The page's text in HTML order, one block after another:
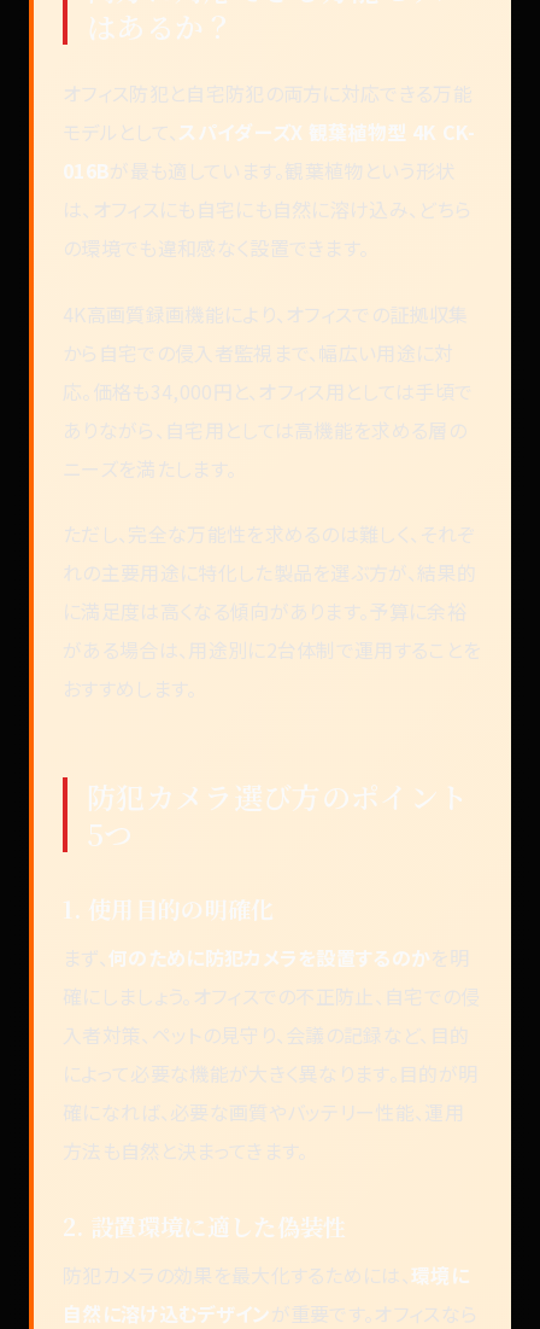
はあるか？
オフィス防犯と自宅防犯の両方に対応できる万能
モデルとして、 スパイダーズX 観葉植物型 4K CK-
016Bが最も適しています。観葉植物という形状
は、オフィスにも自宅にも自然に溶け込み、どちら
の環境でも違和感なく設置できます。
4K高画質録画機能により、オフィスでの証拠収集
から自宅での侵入者監視まで、幅広い用途に対
応。価格も34,000円と、オフィス用としては手頃で
ありながら、自宅用としては高機能を求める層の
ニーズを満たします。
ただし、完全な万能性を求めるのは難しく、それぞ
れの主要用途に特化した製品を選ぶ方が、結果的
に満足度は高くなる傾向があります。予算に余裕
がある場合は、用途別に2台体制で運用することを
おすすめします。
防犯カメラ選び方のポイント
5つ
1. 使用目的の明確化
まず、 何のために防犯カメラを設置するのかを明
確にしましょう。オフィスでの不正防止、自宅での侵
入者対策、ペットの見守り、会議の記録など、目的
によって必要な機能が大きく異なります。目的が明
確になれば、必要な画質やバッテリー性能、運用
方法も自然と決まってきます。
2. 設置環境に適した偽装性
防犯カメラの効果を最大化するためには、環境に
自然に溶け込むデザインが重要です。オフィスなら